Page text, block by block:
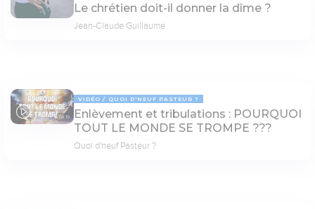
Le chrétien doit-il donner la dîme ?
Jean-Claude Guillaume
78:19
VIDÉO QUOI D'NEUF PASTEUR ?
Enlèvement et tribulations : POURQUOI
TOUT LE MONDE SE TROMPE ???
Quoi d'neuf Pasteur ?